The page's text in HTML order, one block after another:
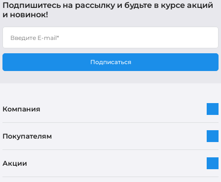
Подпишитесь на рассылку и будьте в курсе акций
и новинок!
Подписаться
Компания
Покупателям
Акции